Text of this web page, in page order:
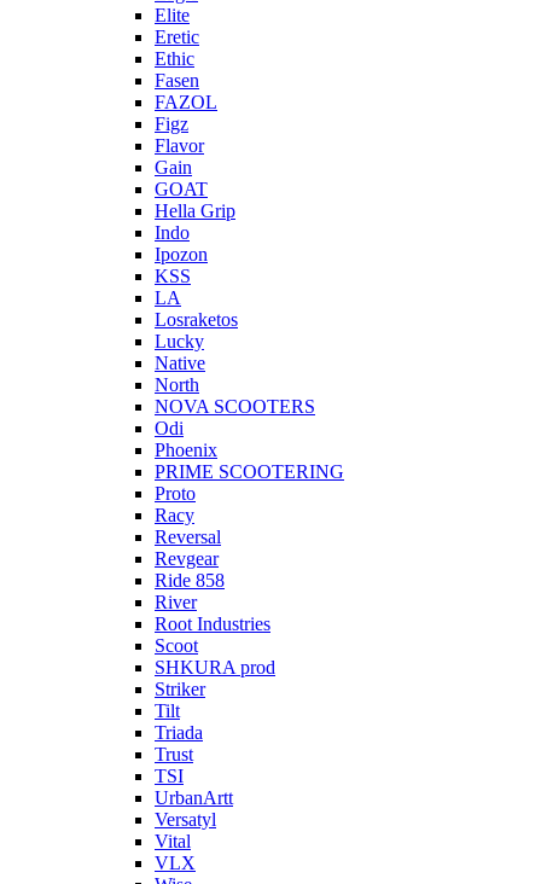
Elite
Eretic
Ethic
Fasen
FAZOL
Figz
Flavor
Gain
GOAT
Hella Grip
Indo
Ipozon
KSS
LA
Losraketos
Lucky
Native
North
NOVA SCOOTERS
Odi
Phoenix
PRIME SCOOTERING
Proto
Racy
Reversal
Revgear
Ride 858
River
Root Industries
Scoot
SHKURA рrоd
Striker
Tilt
Triada
Trust
TSI
UrbanArtt
Versatyl
Vital
VLX